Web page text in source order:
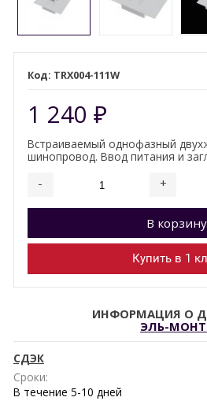
TRX004-111W
1 240 ₽
Встраиваемый однофазный
шинопровод. Ввод питания и
- +
В корзину
Добавлен
Купить в 1
ИНФОРМАЦИЯ О
ЭЛЬ-
СДЭК
Сроки:
В течение 5-10 дней